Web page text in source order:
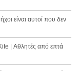
είναι αυτοί που δεν
| Αθλητές από επτά